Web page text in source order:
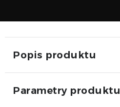
Popis produktu
Parametry produktu